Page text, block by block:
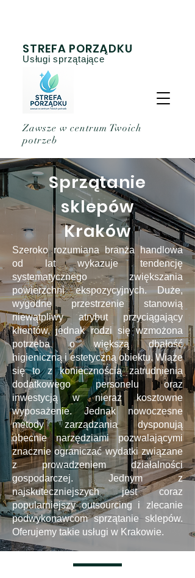
STREFA PORZĄDKU
Usługi sprzątające
Zawsze w centrum Twoich
potrzeb
Sprzątanie
sklepów
Kraków
Szeroko rozumiana branża handlowa
od lat wykazuje tendencję
systematycznego zwiększania
powierzchni ekspozycyjnych. Duże,
wygodne przestrzenie stanowią
niewątpliwy atrybut przyciągający
klientów, jednak rodzi się wzmożona
potrzeba o większą dbałość
higieniczną i estetyczną obiektu. Wiąże
się to z koniecznością zatrudnienia
dodatkowego personelu oraz
inwestycją w nieraz kosztowne
wyposażenie. Jednak nowoczesne
metody zarządzania dysponują
obecnie narzędziami pozwalającymi
znacznie ograniczać wydatki związane
z prowadzeniem działalności
gospodarczej. Jednym z
najskuteczniejszych jest coraz
popularniejszy outsourcing i zlecanie
podwykonawcom sprzątanie sklepów.
Oferujemy takie usługi w Krakowie.